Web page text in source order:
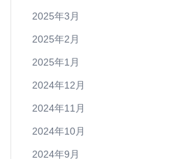
2025年3月
2025年2月
2025年1月
2024年12月
2024年11月
2024年10月
2024年9月